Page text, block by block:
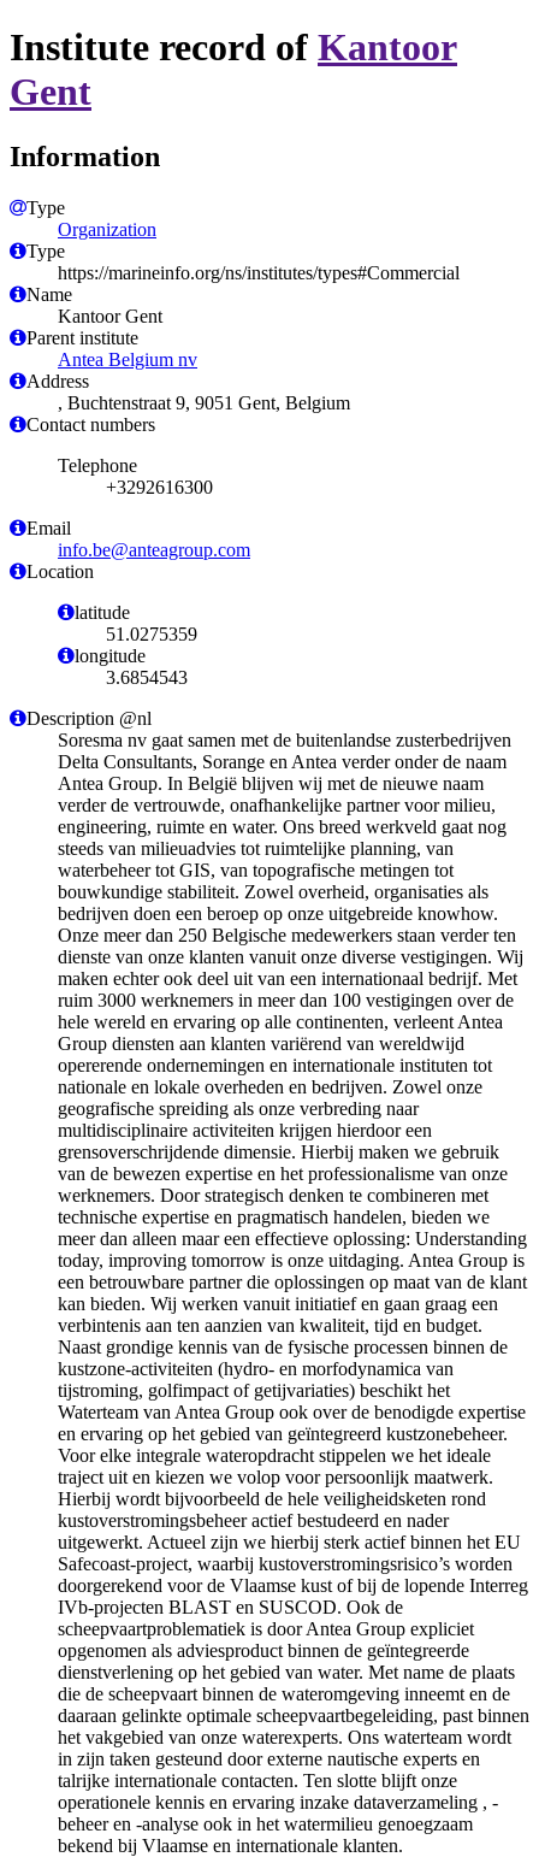
Institute record of Kantoor
Gent
Information
Type
Organization
Type
https://marineinfo.org/ns/institutes/types#Commercial
Name
Kantoor Gent
Parent institute
Antea Belgium nv
Address
, Buchtenstraat 9, 9051 Gent, Belgium
Contact numbers
Telephone
+3292616300
Email
info.be@anteagroup.com
Location
latitude
51.0275359
longitude
3.6854543
Description @nl
Soresma nv gaat samen met de buitenlandse zusterbedrijven
Delta Consultants, Sorange en Antea verder onder de naam
Antea Group. In België blijven wij met de nieuwe naam
verder de vertrouwde, onafhankelijke partner voor milieu,
engineering, ruimte en water. Ons breed werkveld gaat nog
steeds van milieuadvies tot ruimtelijke planning, van
waterbeheer tot GIS, van topografische metingen tot
bouwkundige stabiliteit. Zowel overheid, organisaties als
bedrijven doen een beroep op onze uitgebreide knowhow.
Onze meer dan 250 Belgische medewerkers staan verder ten
dienste van onze klanten vanuit onze diverse vestigingen. Wij
maken echter ook deel uit van een internationaal bedrijf. Met
ruim 3000 werknemers in meer dan 100 vestigingen over de
hele wereld en ervaring op alle continenten, verleent Antea
Group diensten aan klanten variërend van wereldwijd
opererende ondernemingen en internationale instituten tot
nationale en lokale overheden en bedrijven. Zowel onze
geografische spreiding als onze verbreding naar
multidisciplinaire activiteiten krijgen hierdoor een
grensoverschrijdende dimensie. Hierbij maken we gebruik
van de bewezen expertise en het professionalisme van onze
werknemers. Door strategisch denken te combineren met
technische expertise en pragmatisch handelen, bieden we
meer dan alleen maar een effectieve oplossing: Understanding
today, improving tomorrow is onze uitdaging. Antea Group is
een betrouwbare partner die oplossingen op maat van de klant
kan bieden. Wij werken vanuit initiatief en gaan graag een
verbintenis aan ten aanzien van kwaliteit, tijd en budget.
Naast grondige kennis van de fysische processen binnen de
kustzone-activiteiten (hydro- en morfodynamica van
tijstroming, golfimpact of getijvariaties) beschikt het
Waterteam van Antea Group ook over de benodigde expertise
en ervaring op het gebied van geïntegreerd kustzonebeheer.
Voor elke integrale wateropdracht stippelen we het ideale
traject uit en kiezen we volop voor persoonlijk maatwerk.
Hierbij wordt bijvoorbeeld de hele veiligheidsketen rond
kustoverstromingsbeheer actief bestudeerd en nader
uitgewerkt. Actueel zijn we hierbij sterk actief binnen het EU
Safecoast-project, waarbij kustoverstromingsrisico’s worden
doorgerekend voor de Vlaamse kust of bij de lopende Interreg
IVb-projecten BLAST en SUSCOD. Ook de
scheepvaartproblematiek is door Antea Group expliciet
opgenomen als adviesproduct binnen de geïntegreerde
dienstverlening op het gebied van water. Met name de plaats
die de scheepvaart binnen de wateromgeving inneemt en de
daaraan gelinkte optimale scheepvaartbegeleiding, past binnen
het vakgebied van onze waterexperts. Ons waterteam wordt
in zijn taken gesteund door externe nautische experts en
talrijke internationale contacten. Ten slotte blijft onze
operationele kennis en ervaring inzake dataverzameling , -
beheer en -analyse ook in het watermilieu genoegzaam
bekend bij Vlaamse en internationale klanten.